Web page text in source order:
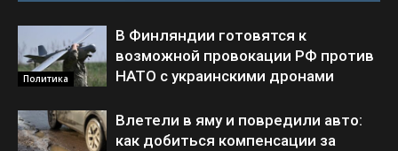
Политика
В Финляндии готовятся к
возможной провокации РФ против
НАТО с украинскими дронами
Влетели в яму и повредили авто:
как добиться компенсации за